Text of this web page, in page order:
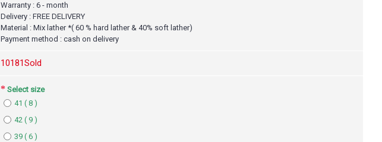
Warranty : 6 - month
Delivery : FREE DELIVERY
Material : Mix lather *( 60 % hard lather & 40% soft lather)
Payment method : cash on delivery
10181Sold
Select size
41 ( 8 )
42 ( 9 )
39 ( 6 )